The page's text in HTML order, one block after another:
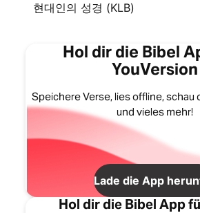
현대인의 성경 (KLB)
Hol dir die Bibel
YouVersion
Speichere Verse, lies offline, schau
und vieles mehr!
Lade die App
Hol dir die Bibel App